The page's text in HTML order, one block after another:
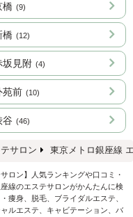
橋 (9)
橋 (12)
坂見附 (4)
苑前 (10)
谷 (46)
サロン 東京メトロ銀座線
ロン】人気ランキングや口コミ・
線のエステサロンがかんたんに検
痩身、脱毛、ブライダルエステ、
ルエステ、キャビテーション、バ